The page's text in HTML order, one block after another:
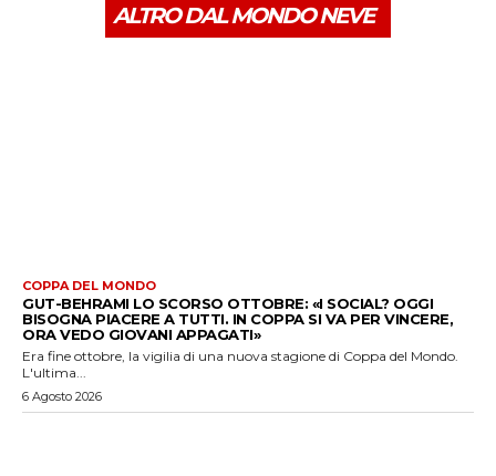
ALTRO DAL MONDO NEVE
COPPA DEL MONDO
GUT-BEHRAMI LO SCORSO OTTOBRE: «I SOCIAL? OGGI
BISOGNA PIACERE A TUTTI. IN COPPA SI VA PER VINCERE,
ORA VEDO GIOVANI APPAGATI»
Era fine ottobre, la vigilia di una nuova stagione di Coppa del Mondo.
L'ultima...
6 Agosto 2026